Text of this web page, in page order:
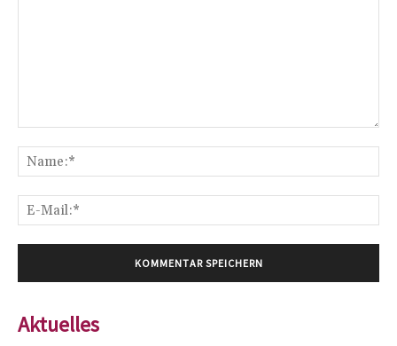
Aktuelles